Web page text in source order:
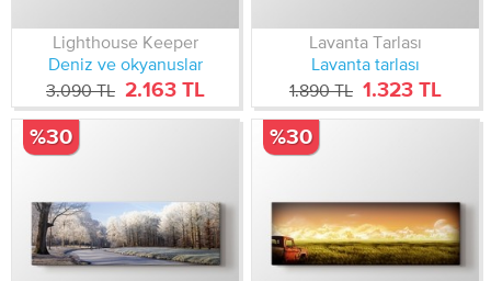
Lighthouse Keeper
Deniz ve okyanuslar
3.090 TL 2.163 TL
Lavanta Tarlası
Lavanta tarlası
1.890 TL 1.323 TL
%30 %30